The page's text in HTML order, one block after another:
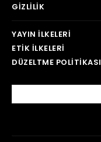
GIZLILIK
YAYIN İLKELERI
ETIK İLKELERI
DÜZELTME POLITIKASI